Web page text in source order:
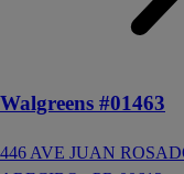
Walgreens #01463
446 AVE JUAN